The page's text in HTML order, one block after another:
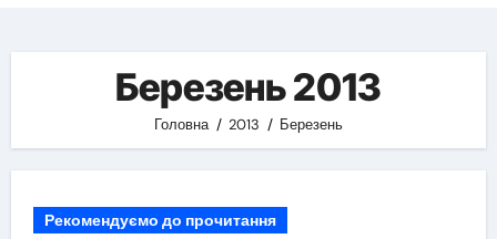
Березень 2013
Головна 2013 Березень
Рекомендуємо до прочитання